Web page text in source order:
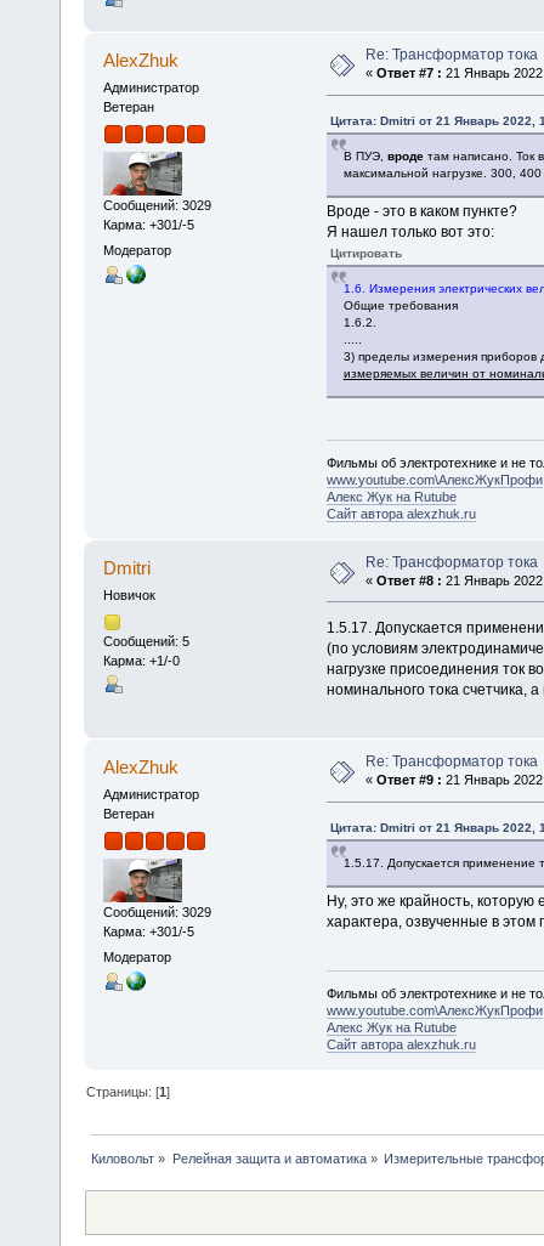
AlexZhuk
Администратор
Ветеран
Сообщений: 3029
Карма: +301/-5
Модератор
Re: Трансформатор тока
« Ответ #7 : 21 Январь
Цитата: Dmitri от 21 Январь 2022,
В ПУЭ, вроде там написано. Ток
максимальной нагрузке. 300,
Вроде - это в каком пункте?
Я нашел только вот это:
Цитировать
1.6. Измерения электрических
Общие требования
1.6.2.
.....
3) пределы измерения
измеряемых величин от
Фильмы об электротехнике и не
www.youtube.com\АлексЖукПрофи
Алекс Жук на Rutube
Сайт автора alexzhuk.ru
Dmitri
Новичок
Сообщений: 5
Карма: +1/-0
Re: Трансформатор тока
« Ответ #8 : 21 Январь
1.5.17. Допускается
(по условиям
нагрузке присоединения ток
номинального тока счетчика,
AlexZhuk
Администратор
Ветеран
Сообщений: 3029
Карма: +301/-5
Модератор
Re: Трансформатор тока
« Ответ #9 : 21 Январь
Цитата: Dmitri от 21 Январь 2022,
1.5.17. Допускается
Ну, это же крайность,
характера, озвученные в этом
Фильмы об электротехнике и не
www.youtube.com\АлексЖукПрофи
Алекс Жук на Rutube
Сайт автора alexzhuk.ru
Страницы: [1]
Киловольт » Релейная защита и автоматика» Измерительные